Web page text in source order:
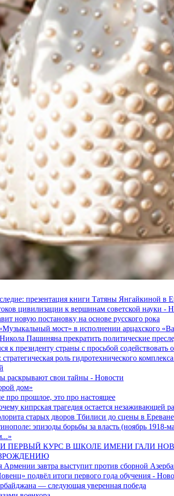
презентация книги Татяны Янгайкиной в
цивилизации к вершинам советской науки -
новую постановку на основе русского рока
мост» в исполнении арцахского
Пашиняна прекратить политические
к президенту страны с просьбой
роль гидротехнического
раскрывают свои тайны - Новости
дом»
про прошлое, это про настоящее
кипрская трагедия остается незаживающей
старых дворов Тбилиси до сцены в Ереване
эпизоды борьбы за власть (ноябрь 1918-
КУРС В ШКОЛЕ ИМЕНИ ГАЛИ
завтра выступит против сборной
подвёл итоги первого года обучения -
— следующая уверенная победа